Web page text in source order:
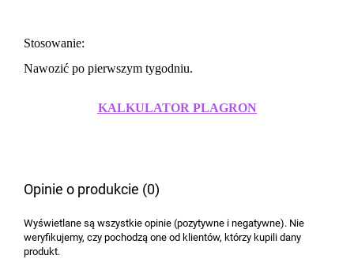
Stosowanie:
Nawozić po pierwszym tygodniu.
KALKULATOR PLAGRON
Opinie o produkcie (0)
Wyświetlane są wszystkie opinie (pozytywne i negatywne). Nie
weryfikujemy, czy pochodzą one od klientów, którzy kupili dany
produkt.